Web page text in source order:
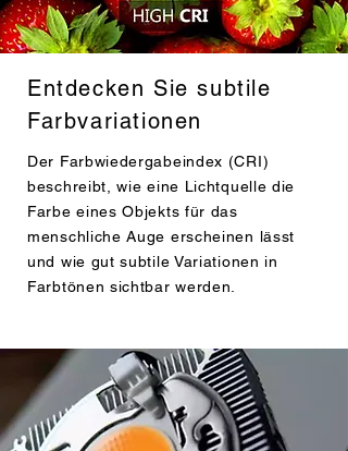
Entdecken Sie subtile
Farbvariationen
Der Farbwiedergabeindex (CRI)
beschreibt, wie eine Lichtquelle die
Farbe eines Objekts für das
menschliche Auge erscheinen lässt
und wie gut subtile Variationen in
Farbtönen sichtbar werden.